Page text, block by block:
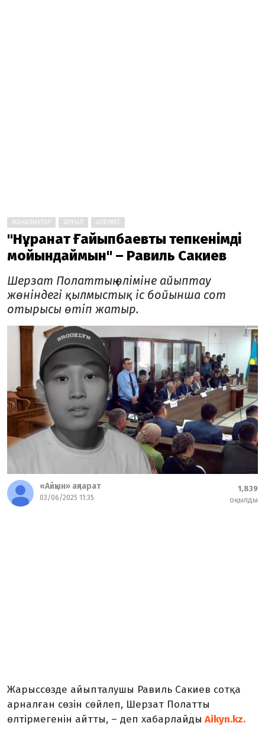
ЖАҢАЛЫҚТАР ШҰҒЫЛ ӘЛЕУМЕТ
"Нұрқанат Ғайыпбаевты тепкенімді
мойындаймын" – Равиль Сакиев
Шерзат Полаттың өліміне айыптау
жөніндегі қылмыстық іс бойынша сот
отырысы өтіп жатыр.
«Айқын» ақпарат
03/06/2025 11:35
1,839
оқылды
Жарыссөзде айыпталушы Равиль Сакиев сотқа
арналған сөзін сөйлеп, Шерзат Полатты
өлтірмегенін айтты, – деп хабарлайды Аikyn.kz.